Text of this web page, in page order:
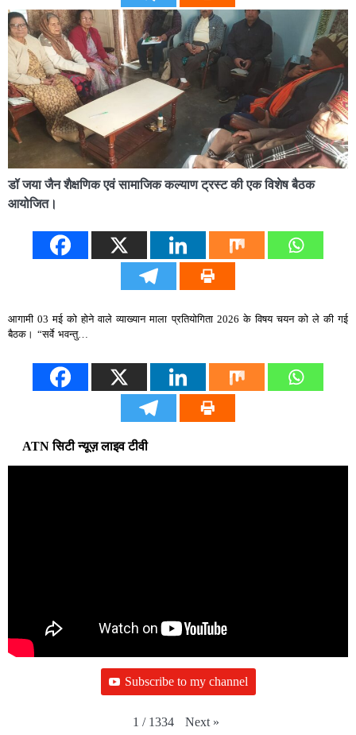
डॉ जया जैन शैक्षणिक एवं सामाजिक कल्याण ट्रस्ट की एक विशेष बैठक
आयोजित।
आगामी 03 मई को होने वाले व्याख्यान माला प्रतियोगिता 2026 के विषय चयन को ले की गई
बैठक। “सर्वे भवन्तु…
ATN सिटी न्यूज़ लाइव टीवी
Subscribe to my channel
1 / 1334 Next »